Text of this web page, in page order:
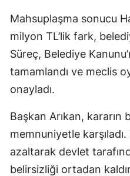
Mahsuplaşma sonucu
milyon TL’lik fark,
Süreç, Belediye
tamamlandı ve meclis
onayladı.
Başkan Arıkan, kararın
memnuniyetle
azaltarak devlet
belirsizliği ortadan